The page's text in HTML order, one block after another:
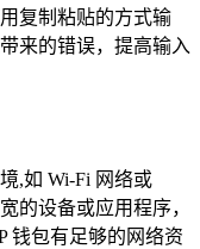
复制粘贴的方式输
来的错误，提高输入
,如 Wi-Fi 网络或
的设备或应用程序，
钱包有足够的网络资